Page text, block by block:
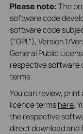
Please note:The
software code
software code
(“GPL“), Version 1/
General Public
respective software
terms.
You can review,
licence termshere.
the respective
direct download and